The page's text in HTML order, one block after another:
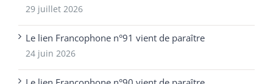
29 juillet 2026
Le lien Francophone n°91 vient de paraître
24 juin 2026